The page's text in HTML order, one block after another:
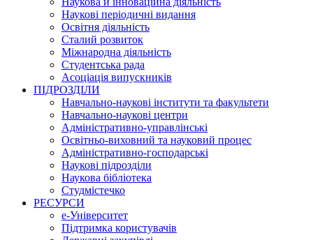
Наукові періодичні видання
Освітня діяльність
Сталий розвиток
Міжнародна діяльність
Студентська рада
Асоціація випускників
ПІДРОЗДІЛИ
Навчально-наукові інститути та факультети
Навчально-наукові центри
Адміністративно-управлінські
Освітньо-виховний та науковий процес
Адміністративно-господарські
Наукові підрозділи
Наукова бібліотека
Студмістечко
РЕСУРСИ
е-Університет
Підтримка користувачів